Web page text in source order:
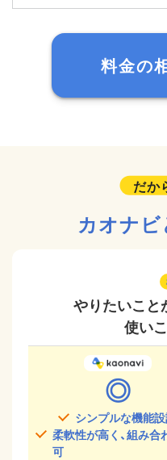
料金の
だか
カオナ
やりたいこと
使い
◎
シンプルな機能
柔軟性が高く、組み合
可